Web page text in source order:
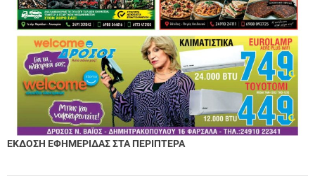
ΕΚΔΟΣΗ ΕΦΗΜΕΡΙΔΑΣ ΣΤΑ ΠΕΡΙΠΤΕΡΑ